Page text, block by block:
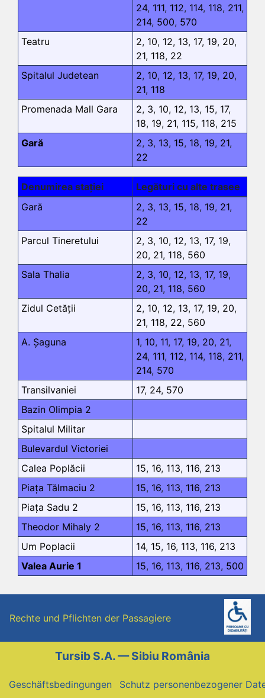
24, 111, 112, 114, 118, 211,
214, 500, 570
Teatru
2, 10, 12, 13, 17, 19, 20,
21, 118, 22
Spitalul Judetean
2, 10, 12, 13, 17, 19, 20,
21, 118
Promenada Mall Gara
2, 3, 10, 12, 13, 15, 17,
18, 19, 21, 115, 118, 215
Gară
2, 3, 13, 15, 18, 19, 21,
22
Denumirea stației
Legături cu alte trasee
Gară
2, 3, 13, 15, 18, 19, 21,
22
Parcul Tineretului
2, 3, 10, 12, 13, 17, 19,
20, 21, 118, 560
Sala Thalia
2, 3, 10, 12, 13, 17, 19,
20, 21, 118, 560
Zidul Cetății
2, 10, 12, 13, 17, 19, 20,
21, 118, 22, 560
A. Șaguna
1, 10, 11, 17, 19, 20, 21,
24, 111, 112, 114, 118, 211,
214, 570
Transilvaniei
17, 24, 570
Bazin Olimpia 2
Spitalul Militar
Bulevardul Victoriei
Calea Poplăcii
15, 16, 113, 116, 213
Piața Tălmaciu 2
15, 16, 113, 116, 213
Piața Sadu 2
15, 16, 113, 116, 213
Theodor Mihaly 2
15, 16, 113, 116, 213
Um Poplacii
14, 15, 16, 113, 116, 213
Valea Aurie 1
15, 16, 113, 116, 213, 500
Rechte und Pflichten der Passagiere
Tursib S.A. — Sibiu România
Geschäftsbedingungen Schutz personenbezogener